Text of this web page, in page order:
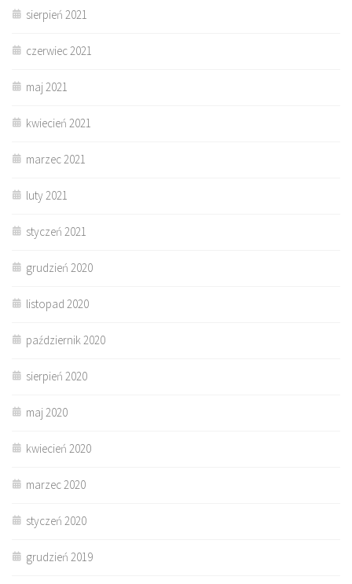
sierpień 2021
czerwiec 2021
maj 2021
kwiecień 2021
marzec 2021
luty 2021
styczeń 2021
grudzień 2020
listopad 2020
październik 2020
sierpień 2020
maj 2020
kwiecień 2020
marzec 2020
styczeń 2020
grudzień 2019